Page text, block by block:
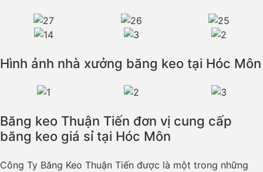
Hình ảnh nhà xưởng băng keo tại Hóc Môn
Băng keo Thuận Tiến đơn vị cung cấp
băng keo giá sỉ tại Hóc Môn
Công Ty Băng Keo Thuận Tiến được là một trong những